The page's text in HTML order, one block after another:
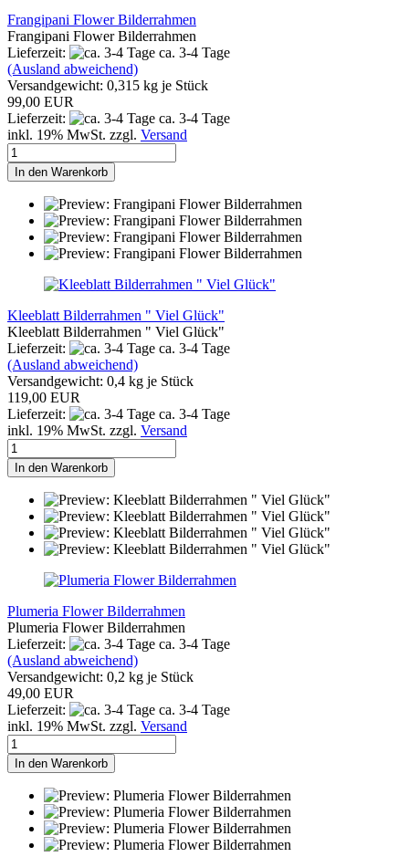
Frangipani Flower Bilderrahmen
Frangipani Flower Bilderrahmen
Lieferzeit:
ca. 3-4 Tage
(Ausland abweichend)
Versandgewicht: 0,315 kg je Stück
99,00 EUR
Lieferzeit:
ca. 3-4 Tage
inkl. 19% MwSt. zzgl. Versand
In den Warenkorb
Kleeblatt Bilderrahmen " Viel Glück"
Kleeblatt Bilderrahmen " Viel Glück"
Lieferzeit:
ca. 3-4 Tage
(Ausland abweichend)
Versandgewicht: 0,4 kg je Stück
119,00 EUR
Lieferzeit:
ca. 3-4 Tage
inkl. 19% MwSt. zzgl. Versand
In den Warenkorb
Plumeria Flower Bilderrahmen
Plumeria Flower Bilderrahmen
Lieferzeit:
ca. 3-4 Tage
(Ausland abweichend)
Versandgewicht: 0,2 kg je Stück
49,00 EUR
Lieferzeit:
ca. 3-4 Tage
inkl. 19% MwSt. zzgl. Versand
In den Warenkorb